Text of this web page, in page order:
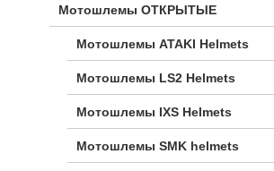
Мотошлемы ОТКРЫТЫЕ
Мотошлемы ATAKI Helmets
Мотошлемы LS2 Helmets
Мотошлемы IXS Helmets
Мотошлемы SMK helmets